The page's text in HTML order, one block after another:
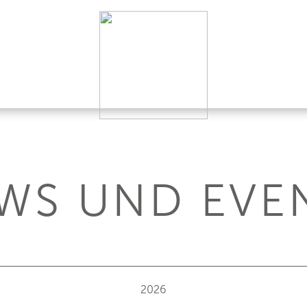
UND
2026